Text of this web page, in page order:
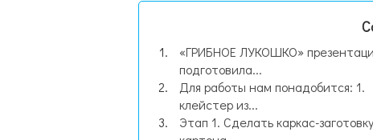
«ГРИБНОЕ ЛУКОШКО»
подготовила...
Для работы нам понадобится: 1.
клейстер из...
Этап 1. Сделать каркас-